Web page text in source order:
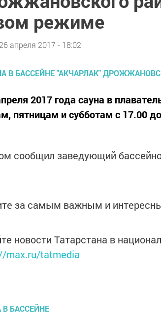
режиме
26 апреля 2017 - 18:02
2017 года сауна в
пятницам и субботам с 17.00
сообщил заведующий
за самым важным и
новости Татарстана в
max.ru/tatmedia
В БАССЕЙНЕ